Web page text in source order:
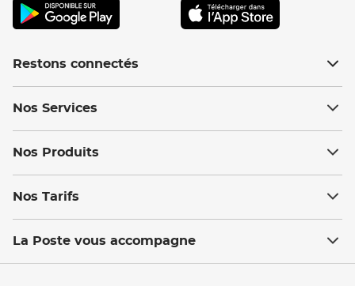
Restons connectés
Nos Services
Nos Produits
Nos Tarifs
La Poste vous accompagne